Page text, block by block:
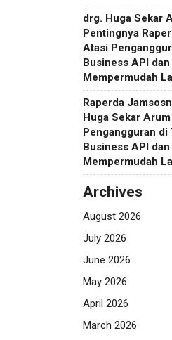
drg. Huga Sekar
Pentingnya
Atasi
Business API
Mempermudah
Raperda
Huga Sekar
Pengangguran di
Business API
Mempermudah
Archives
August 2026
July 2026
June 2026
May 2026
April 2026
March 2026